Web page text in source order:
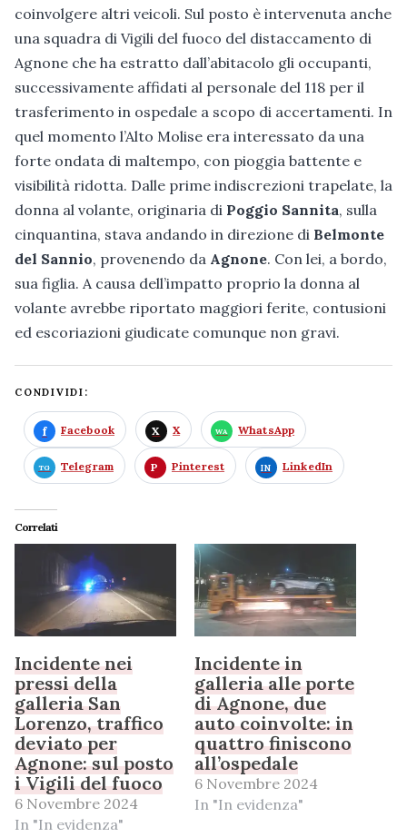
coinvolgere altri veicoli. Sul posto è intervenuta anche
una squadra di Vigili del fuoco del distaccamento di
Agnone che ha estratto dall’abitacolo gli occupanti,
successivamente affidati al personale del 118 per il
trasferimento in ospedale a scopo di accertamenti. In
quel momento l’Alto Molise era interessato da una
forte ondata di maltempo, con pioggia battente e
visibilità ridotta. Dalle prime indiscrezioni trapelate, la
donna al volante, originaria di Poggio Sannita, sulla
cinquantina, stava andando in direzione di Belmonte
del Sannio, provenendo da Agnone. Con lei, a bordo,
sua figlia. A causa dell’impatto proprio la donna al
volante avrebbe riportato maggiori ferite, contusioni
ed escoriazioni giudicate comunque non gravi.
CONDIVIDI:
Facebook X WhatsApp
Telegram Pinterest LinkedIn
Correlati
Incidente nei
pressi della
galleria San
Lorenzo, traffico
deviato per
Agnone: sul posto
i Vigili del fuoco
6 Novembre 2024
In "In evidenza"
Incidente in
galleria alle porte
di Agnone, due
auto coinvolte: in
quattro finiscono
all’ospedale
6 Novembre 2024
In "In evidenza"